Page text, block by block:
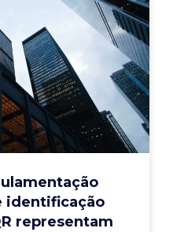
identificação
representam